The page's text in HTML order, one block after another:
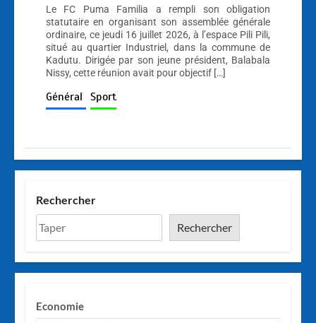
Le FC Puma Familia a rempli son obligation
statutaire en organisant son assemblée générale
ordinaire, ce jeudi 16 juillet 2026, à l’espace Pili Pili,
situé au quartier Industriel, dans la commune de
Kadutu. Dirigée par son jeune président, Balabala
Nissy, cette réunion avait pour objectif […]
Général Sport
Rechercher
Rechercher
Economie